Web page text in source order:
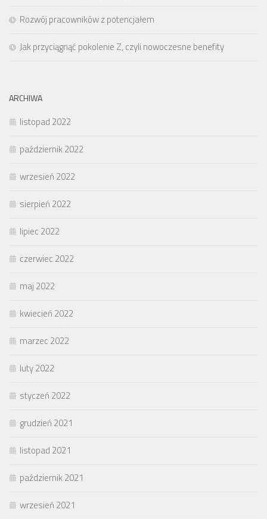
Rozwój pracowników z potencjałem
Jak przyciągnąć pokolenie Z, czyli nowoczesne benefity
ARCHIWA
listopad 2022
październik 2022
wrzesień 2022
sierpień 2022
lipiec 2022
czerwiec 2022
maj 2022
kwiecień 2022
marzec 2022
luty 2022
styczeń 2022
grudzień 2021
listopad 2021
październik 2021
wrzesień 2021